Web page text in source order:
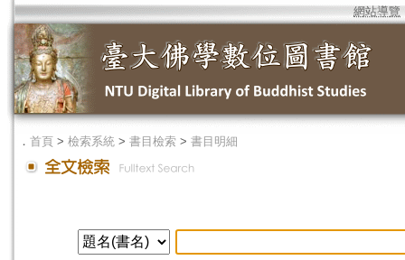
網站導覽
． 首頁 > 檢索系統 > 書目檢索 > 書目明細